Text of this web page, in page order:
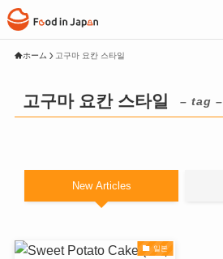
ホーム 고구마 요칸 스타일
고구마 요칸 스타일 – tag –
New Articles
일본